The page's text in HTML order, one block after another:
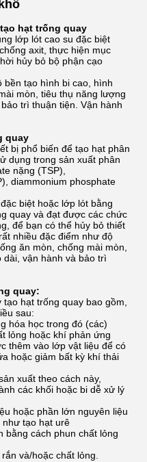
hạt trống quay
lớp lót cao su đặc biệt
axit, thực hiện mục
hủy bỏ bộ phận cạo
bền tạo hình bi cao, hình
mòn, tiêu thụ năng lượng
trì thuận tiện. Vận hành
quay
bị phổ biến để tạo hạt phân
dụng trong sản xuất phân
nặng (TSP),
diammonium phosphate
biệt hoặc lớp lót bằng
quay và đạt được các chức
để bạn có thể hủy bỏ thiết
nhiều đặc điểm như độ
ăn mòn, chống mài mòn,
vận hành và bảo trì
quay:
hạt trống quay bao gồm,
sau:
hóa học trong đó (các)
lỏng hoặc khí phản ứng
thêm vào lớp vật liệu để có
hoặc giảm bất kỳ khí thải
xuất theo cách này,
các khối hoặc bi dễ xử lý
hoặc phần lớn nguyên liệu
như tạo hạt urê
bằng cách phun chất lỏng
và/hoặc chất lỏng.